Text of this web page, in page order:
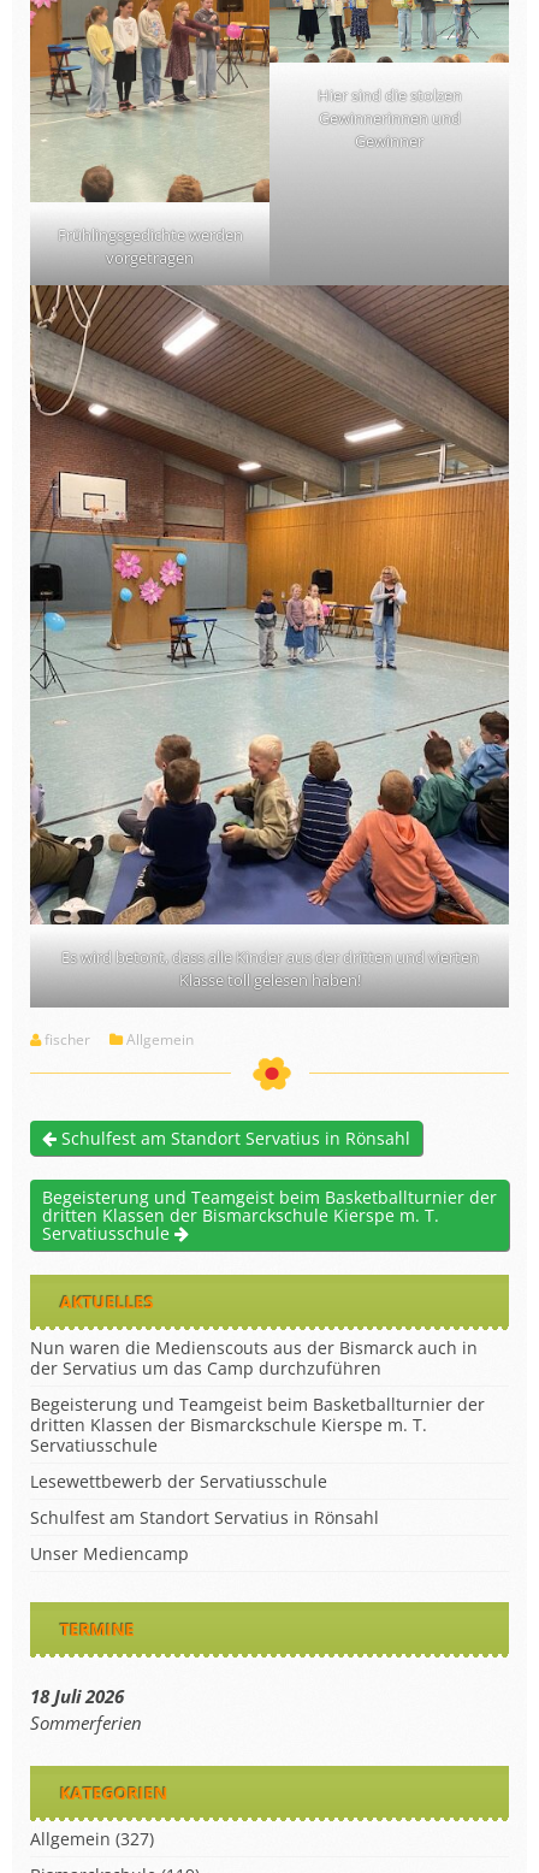
Frühlingsgedichte werden
vorgetragen
Hier sind die stolzen
Gewinnerinnen und
Gewinner
Es wird betont, dass alle Kinder aus der dritten und vierten
Klasse toll gelesen haben!
fischer Allgemein
Schulfest am Standort Servatius in Rönsahl
Begeisterung und Teamgeist beim Basketballturnier der
dritten Klassen der Bismarckschule Kierspe m. T.
Servatiusschule
AKTUELLES
Nun waren die Medienscouts aus der Bismarck auch in
der Servatius um das Camp durchzuführen
Begeisterung und Teamgeist beim Basketballturnier der
dritten Klassen der Bismarckschule Kierspe m. T.
Servatiusschule
Lesewettbewerb der Servatiusschule
Schulfest am Standort Servatius in Rönsahl
Unser Mediencamp
TERMINE
18 Juli 2026
Sommerferien
KATEGORIEN
Allgemein (327)